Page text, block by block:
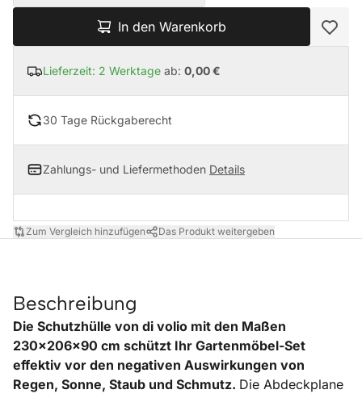
In den Warenkorb
Lieferzeit: 2 Werktage ab: 0,00 €
30 Tage Rückgaberecht
Zahlungs- und Liefermethoden Details
Zum Vergleich hinzufügen Das Produkt weitergeben
Beschreibung
Die Schutzhülle von di volio mit den Maßen
230x206x90 cm schützt Ihr Gartenmöbel-Set
effektiv vor den negativen Auswirkungen von
Regen, Sonne, Staub und Schmutz. Die Abdeckplane